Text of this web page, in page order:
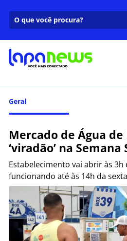
Geral
Mercado de Água
‘viradão’ na Semana
Estabelecimento vai abrir às 3h
funcionando até às 14h da